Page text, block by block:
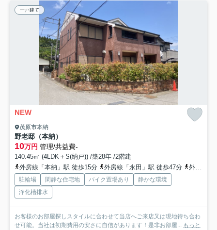
一戸建て
NEW
茂原市本納
野老邸（本納）
10万円 管理/共益費-
140.45㎡ (4LDK＋S(納戸)) /築28年 /2階建
外房線「本納」駅 徒歩15分
外房線「永田」駅 徒歩47分 外房線「新茂原」駅 徒歩53分
駐輪場 閑静な住宅地 バイク置場あり
静かな環境
浄化槽排水
お客様のお部屋探しスタイルに合わせて当店へご来店又は現地待ち合わ
せ可能。当社は初期費用の安さに自信があります！是非お部屋... もっと